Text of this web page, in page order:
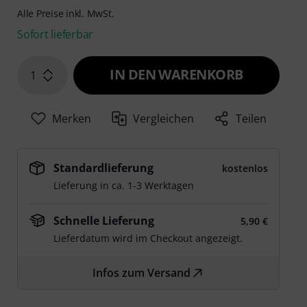
Alle Preise inkl. MwSt.
Sofort lieferbar
1 IN DEN WARENKORB
Merken Vergleichen Teilen
Standardlieferung
kostenlos
Lieferung in ca. 1-3 Werktagen
Schnelle Lieferung
5,90 €
Lieferdatum wird im Checkout angezeigt.
Infos zum Versand